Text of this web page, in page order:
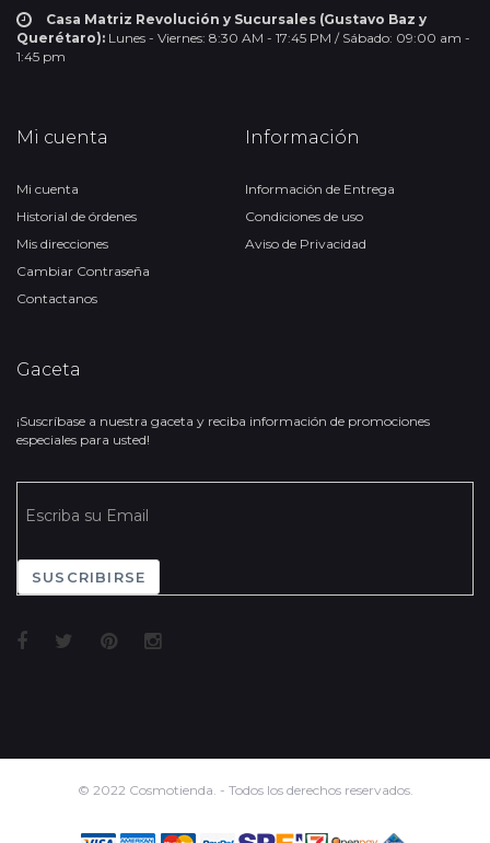
Casa Matriz Revolución y Sucursales (Gustavo Baz y
Querétaro): Lunes - Viernes: 8:30 AM - 17:45 PM / Sábado: 09:00 am -
1:45 pm
Mi cuenta
Mi cuenta
Historial de órdenes
Mis direcciones
Cambiar Contraseña
Contactanos
Información
Información de Entrega
Condiciones de uso
Aviso de Privacidad
Gaceta
¡Suscríbase a nuestra gaceta y reciba información de promociones
especiales para usted!
SUSCRIBIRSE
© 2022 Cosmotienda. - Todos los derechos reservados.